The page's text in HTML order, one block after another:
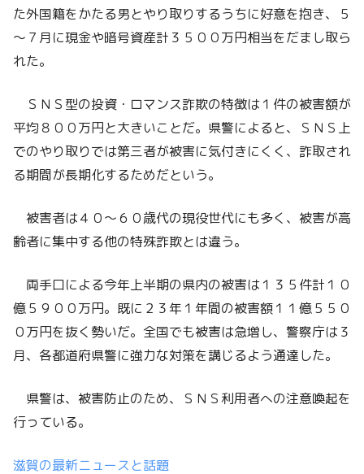
た外国籍をかたる男とやり取りするうちに好意を抱き、５
～７月に現金や暗号資産計３５００万円相当をだまし取ら
れた。
ＳＮＳ型の投資・ロマンス詐欺の特徴は１件の被害額が
平均８００万円と大きいことだ。県警によると、ＳＮＳ上
でのやり取りでは第三者が被害に気付きにくく、詐取され
る期間が長期化するためだという。
被害者は４０～６０歳代の現役世代にも多く、被害が高
齢者に集中する他の特殊詐欺とは違う。
両手口による今年上半期の県内の被害は１３５件計１０
億５９００万円。既に２３年１年間の被害額１１億５５０
０万円を抜く勢いだ。全国でも被害は急増し、警察庁は３
月、各都道府県警に強力な対策を講じるよう通達した。
県警は、被害防止のため、ＳＮＳ利用者への注意喚起を
行っている。
滋賀の最新ニュースと話題